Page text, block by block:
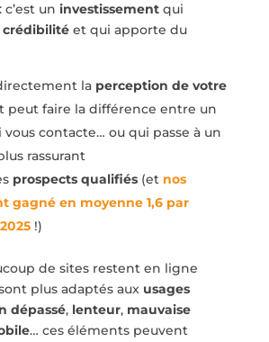
un investissementqui
crédibilitéet qui apporte du
la perception de votre
peut faire la différence entre un
contacte… ou qui passe à un
rassurant
prospects qualifiés(et nos
gagné en moyenne 1,6 par
!)
de sites restent en ligne
plus adaptés auxusages
dépassé, lenteur, mauvaise
… ces éléments peuvent